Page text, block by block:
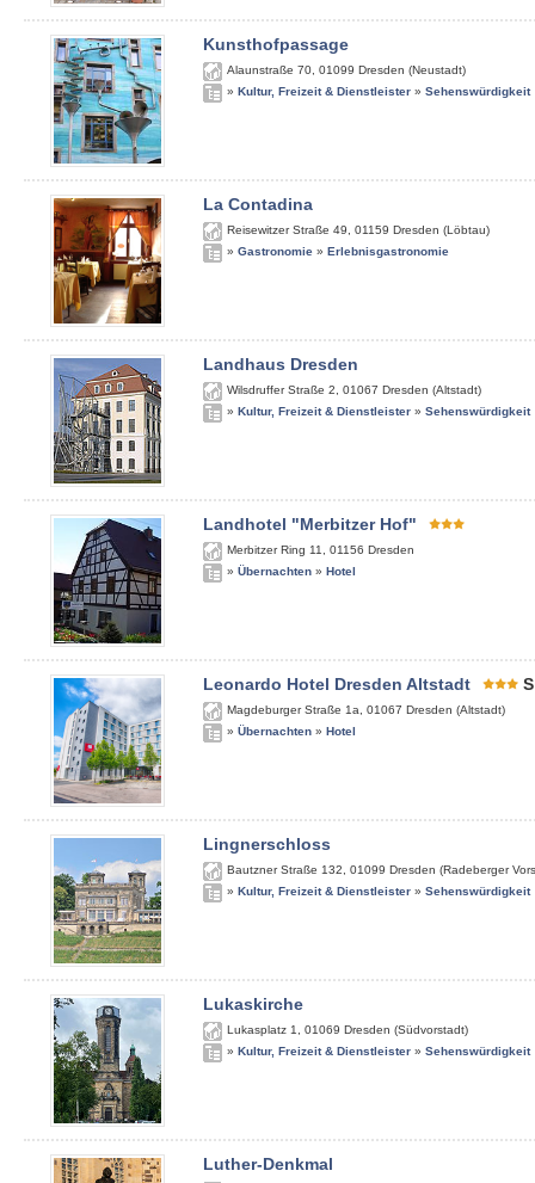
Kunsthofpassage
Alaunstraße 70 01099 Dresden (Neustadt)
» Kultur, Freizeit & Dienstleister » Sehenswürdigkeit
La Contadina
Reisewitzer Straße 49 01159 Dresden (Löbtau)
» Gastronomie » Erlebnisgastronomie
Landhaus Dresden
Wilsdruffer Straße 2 01067 Dresden (Altstadt)
» Kultur, Freizeit & Dienstleister » Sehenswürdigkeit
Landhotel "Merbitzer Hof"
Merbitzer Ring 11 01156 Dresden
» Übernachten » Hotel
Leonardo Hotel Dresden Altstadt S
Magdeburger Straße 1a 01067 Dresden (Altstadt)
» Übernachten » Hotel
Lingnerschloss
Bautzner Straße 132 01099 Dresden (Radeberger
» Kultur, Freizeit & Dienstleister » Sehenswürdigkeit
Lukaskirche
Lukasplatz 1 01069 Dresden (Südvorstadt)
» Kultur, Freizeit & Dienstleister » Sehenswürdigkeit
Luther-Denkmal